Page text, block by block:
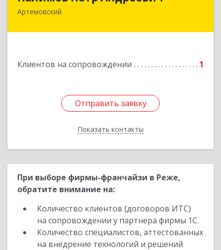
Артемовский
Клиентов на сопровождении 1
Отправить заявку
Показать контакты
623780, Свердловская обл, Артемовский г,
Отправить заявку
Назад
При выборе фирмы-франчайзи в Реже,
обратите внимание на:
Количество клиентов (договоров ИТС)
на сопровождении у партнера фирмы 1С.
Количество специалистов, аттестованных
на внедрение технологий и решений